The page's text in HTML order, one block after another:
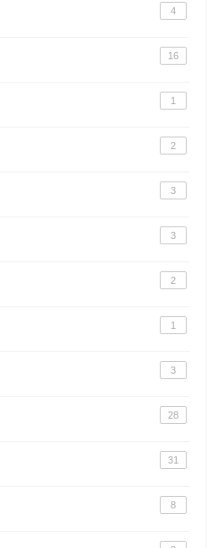
4
16
1
2
3
3
2
1
3
28
31
8